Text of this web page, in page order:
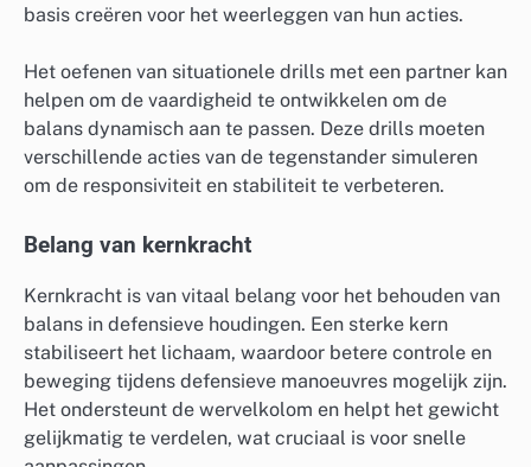
basis creëren voor het weerleggen van hun acties.
Het oefenen van situationele drills met een partner kan
helpen om de vaardigheid te ontwikkelen om de
balans dynamisch aan te passen. Deze drills moeten
verschillende acties van de tegenstander simuleren
om de responsiviteit en stabiliteit te verbeteren.
Belang van kernkracht
Kernkracht is van vitaal belang voor het behouden van
balans in defensieve houdingen. Een sterke kern
stabiliseert het lichaam, waardoor betere controle en
beweging tijdens defensieve manoeuvres mogelijk zijn.
Het ondersteunt de wervelkolom en helpt het gewicht
gelijkmatig te verdelen, wat cruciaal is voor snelle